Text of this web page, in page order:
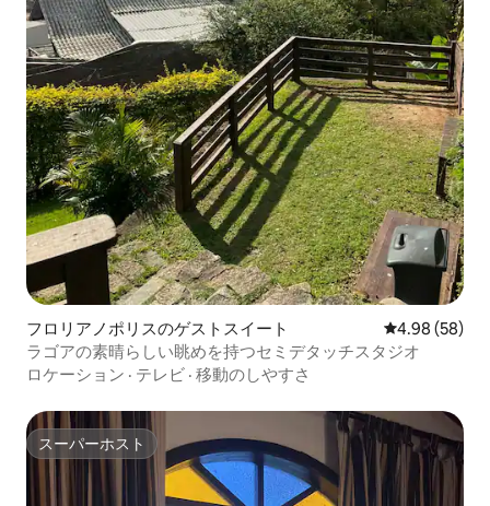
フロリアノポリスのゲストスイート レビュー58
4.98 (58)
ラゴアの素晴らしい眺めを持つセミデタッチスタジオ
ロケーション · テレビ · 移動のしやすさ
スーパーホスト
スーパーホスト